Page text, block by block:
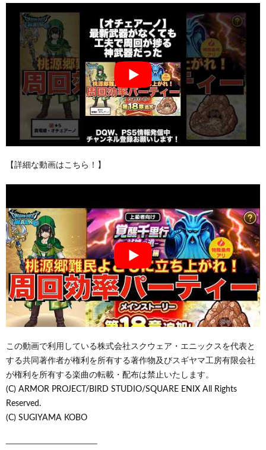
【詳細な動画はこちら！】
この動画で利用している株式会社スクウェア・エニックスを代表と
する共同著作者が権利を所有する著作物及びスギヤマ工房有限会社
が権利を所有する楽曲の転載・配布は禁止いたします。
(C) ARMOR PROJECT/BIRD STUDIO/SQUARE ENIX All Rights
Reserved.
(C) SUGIYAMA KOBO
──────────────